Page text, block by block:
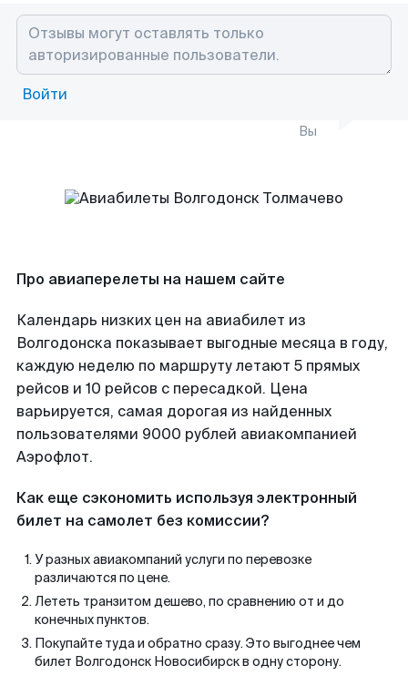
Войти
Вы
Про авиаперелеты на нашем сайте
Календарь низких цен на авиабилет из
Волгодонска показывает выгодные месяца в году,
каждую неделю по маршруту летают 5 прямых
рейсов и 10 рейсов с пересадкой. Цена
варьируется, самая дорогая из найденных
пользователями 9000 рублей авиакомпанией
Аэрофлот.
Как еще сэкономить используя электронный
билет на самолет без комиссии?
У разных авиакомпаний услуги по перевозке
различаются по цене.
Лететь транзитом дешево, по сравнению от и до
конечных пунктов.
Покупайте туда и обратно сразу. Это выгоднее чем
билет Волгодонск Новосибирск в одну сторону.